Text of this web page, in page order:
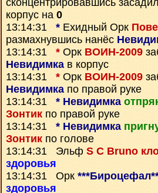
сконцентрировавшись засадил
корпус на 0
13:14:31 * Ехидный Орк
размахнувшись нанёс
13:14:31 * Орк ВОИН-2009
Невидимкав корпус
13:14:31 * Орк ВОИН-2009
Невидимкапо правой руке
13:14:31 * Невидимка
Зонтик по правой руке
13:14:31 * Невидимка
Зонтик по голове
13:14:31 Эльф S C Bruno
здоровья
13:14:31 Орк
здоровья